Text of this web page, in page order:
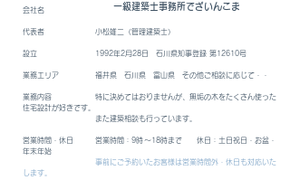
会社名
代表者 小松雄二（管理建築士）
設立 1992年2月28日 石川県知事登録 第12610号
業務エリア 福井県 石川県 富山県 その他ご相談に応じて・・
業務内容 特に決めてはおりませんが、 無垢の木をたくさん使った
住宅設計が好きです。
また建築相談も行っています。
​営業時間・休日 営業時間：9時～18時まで 休日：土日祝日・お盆・
年末年始
事前にご予約いたお客様は営業時間外・休日も対応いた
します。
一級建築士事務所でざいんこま